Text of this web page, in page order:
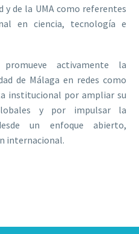
y de la UMA como referentes
en ciencia, tecnología e
activamente la
de Málaga en redes como
institucional por ampliar su
y por impulsar la
un enfoque abierto,
internacional.